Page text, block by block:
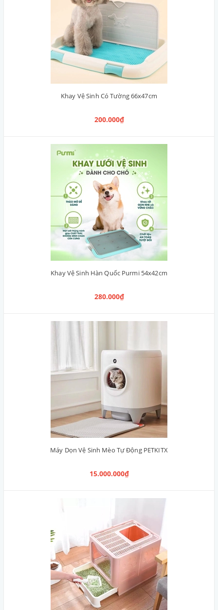
Khay Vệ Sinh Có Tường 66x47cm
200.000₫
Khay Vệ Sinh Hàn Quốc Purmi 54x42cm
280.000₫
Máy Dọn Vệ Sinh Mèo Tự Động PETKITX
15.000.000₫